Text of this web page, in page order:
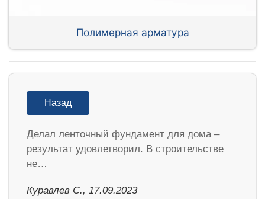
Полимерная арматура
Назад
Делал ленточный фундамент для дома –
результат удовлетворил. В строительстве
не…
Куравлев С., 17.09.2023